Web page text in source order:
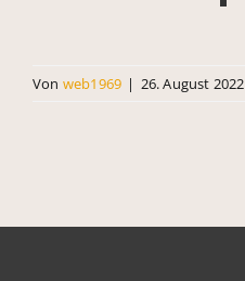
Von web1969 | 26. August 2022